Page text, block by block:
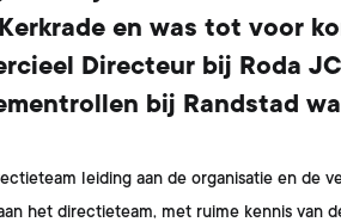
en was tot voor
Directeur bij Roda
bij Randstad
leiding aan de organisatie en de
het directieteam, met ruime kennis van